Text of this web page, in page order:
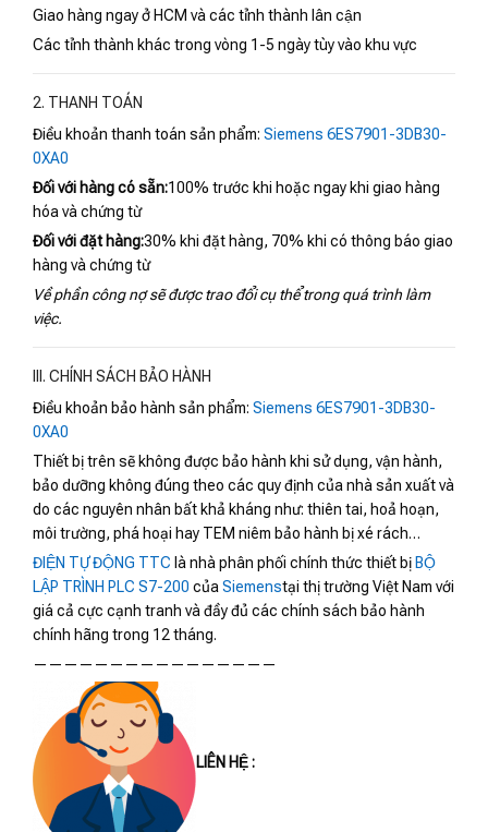
Giao hàng ngay ở HCM và các tỉnh thành lân cận
Các tỉnh thành khác trong vòng 1-5 ngày tùy vào khu vực
2. THANH TOÁN
Điều khoản thanh toán sản phẩm: Siemens 6ES7901-3DB30-
0XA0
Đối với hàng có sẵn:100% trước khi hoặc ngay khi giao hàng
hóa và chứng từ
Đối với đặt hàng:30% khi đặt hàng, 70% khi có thông báo giao
hàng và chứng từ
Về phần công nợ sẽ được trao đổi cụ thể trong quá trình làm
việc.
III. CHÍNH SÁCH BẢO HÀNH
Điều khoản bảo hành sản phẩm: Siemens 6ES7901-3DB30-
0XA0
Thiết bị trên sẽ không được bảo hành khi sử dụng, vận hành,
bảo dưỡng không đúng theo các quy định của nhà sản xuất và
do các nguyên nhân bất khả kháng như: thiên tai, hoả hoạn,
môi trường, phá hoại hay TEM niêm bảo hành bị xé rách…
ĐIỆN TỰ ĐỘNG TTC là nhà phân phối chính thức thiết bị BỘ
LẬP TRÌNH PLC S7-200 củaSiemenstại thị trường Việt Nam với
giá cả cực cạnh tranh và đầy đủ các chính sách bảo hành
chính hãng trong 12 tháng.
————————————————
LIÊN HỆ :